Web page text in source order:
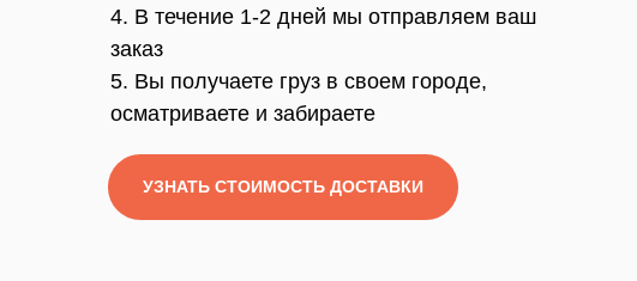
4. В течение 1-2 дней мы отправляем ваш
заказ
5. Вы получаете груз в своем городе,
осматриваете и забираете
УЗНАТЬ СТОИМОСТЬ ДОСТАВКИ